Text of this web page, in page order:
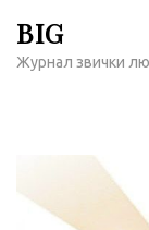
содержимому
BIG
Журнал звички